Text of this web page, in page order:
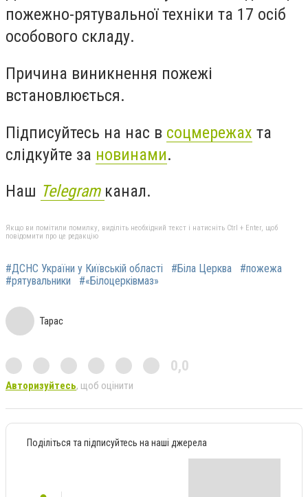
пожежно-рятувальної техніки та 17 осіб
особового складу.
Причина виникнення пожежі
встановлюється.
Підписуйтесь на нас в соцмережах та
слідкуйте за новинами.
Наш Telegram канал.
Якщо ви помітили помилку, виділіть необхідний текст і натисніть Ctrl + Enter, щоб
повідомити про це редакцію
#ДСНС України у Київській області #Біла Церква
#пожежа
#рятувальники
#«Білоцерківмаз»
Тарас
0,0
Авторизуйтесь, щоб оцінити
Поділіться та підписуйтесь на наші джерела